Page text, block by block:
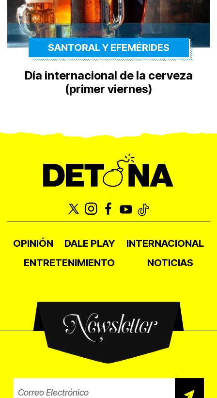
SANTORAL Y EFEMÉRIDES
Día internacional de la cerveza
(primer viernes)
OPINIÓN DALE PLAY
INTERNACIONAL
ENTRETENIMIENTO
NOTICIAS
Newsletter